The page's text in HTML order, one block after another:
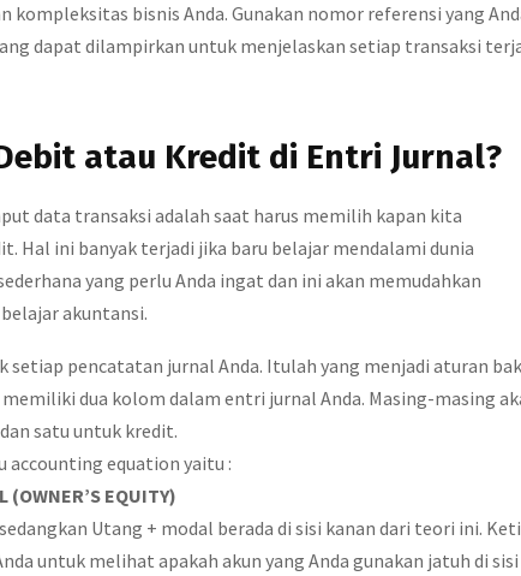
kompleksitas bisnis Anda. Gunakan nomor referensi yang
dapat dilampirkan untuk menjelaskan setiap transaksi
atau Kredit di Entri Jurnal?
data transaksi adalah saat harus memilih kapan kita
Hal ini banyak terjadi jika baru belajar mendalami dunia
yang perlu Anda ingat dan ini akan memudahkan
akuntansi.
pencatatan jurnal Anda. Itulah yang menjadi aturan
dua kolom dalam entri jurnal Anda. Masing-masing
satu untuk kredit.
accounting equation yaitu :
(OWNER’S EQUITY)
Utang + modal berada di sisi kanan dari teori ini.
untuk melihat apakah akun yang Anda gunakan jatuh di sisi